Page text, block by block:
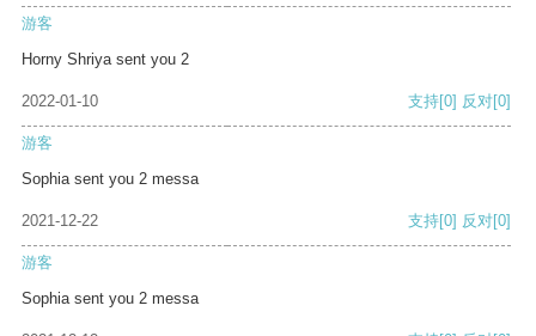
游客
Horny Shriya sent you 2
2022-01-10 支持[0] 反对[0]
游客
Sophia sent you 2 messa
2021-12-22 支持[0] 反对[0]
游客
Sophia sent you 2 messa